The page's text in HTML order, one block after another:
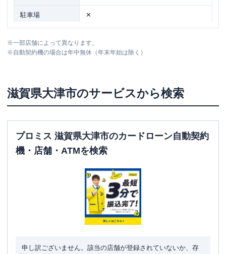
駐車場 ✕
住所
ル１Ｆ
※一部店舗によって異なります。
※自動契約機の場合は年中無休（年末年始は除く）
滋賀県大津市のサービスから検索
プロミス 滋賀県大津市のカードローン自動契約
機・店舗・ATMを検索
申し訳ございません。該当の店舗が登録されていないか、存